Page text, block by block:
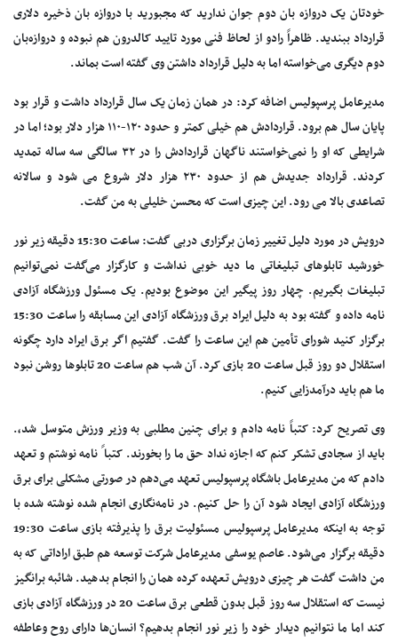
خودتان یک دروازه بان دوم‌ جوان ندارید که مجبورید با دروازه بان ذخیره دلاری
قرارداد ببندید. ظاهراً رادو از لحاظ فنی مورد تایید کالدرون هم نبوده و دروازه‌بان
دوم دیگری می‌خواسته اما به دلیل قرارداد داشتن وی گفته است بماند.
مدیرعامل پرسپولیس اضافه کرد: در همان زمان یک سال قرارداد داشت و قرار بود
پایان سال هم برود. قراردادش هم خیلی کمتر و حدود ۱۲۰-۱۱۰ هزار دلار بود؛ اما در
شرایطی که او را نمی‌خواستند ناگهان قراردادش را در ۳۲ سالگی سه ساله تمدید
کردند. قرارداد جدیدش هم از حدود ۲۳۰ هزار دلار شروع می شود و سالانه
تصاعدی بالا می رود. این چیزی است که محسن خلیلی به من گفت.
درویش در مورد دلیل تغییر زمان برگزاری دربی گفت: ساعت 15:30 دقیقه زیر نور
خورشید تابلوهای تبلیغاتی ما دید خوبی نداشت و کارگزار می‌گفت نمی‌توانیم
تبلیغات بگیریم. چهار روز پیگیر این موضوع بودیم. یک مسئول ورزشگاه آزادی
نامه داده و گفته بود به دلیل ایراد برق ورزشگاه آزادی این مسابقه را ساعت 15:30
برگزار کنید شورای تأمین هم این ساعت را گفت. گفتیم اگر برق ایراد دارد چگونه
استقلال دو روز قبل ساعت 20 بازی کرد. آن شب هم ساعت 20 تابلوها روشن نبود
ما هم باید درآمدزایی کنیم.
وی تصریح کرد: کتباً‌ نامه دادم و برای چنین مطلبی به وزیر ورزش متوسل شد،.
باید از سجادی تشکر کنم که اجازه نداد حق ما را بخورند. کتبا ً نامه نوشتم و تعهد
دادم که من مدیرعامل باشگاه پرسپولیس تعهد می‌دهم در صورتی مشکلی برای برق
ورزشگاه آزادی ایجاد شود آن را حل کنیم. در نامه‌نگاری انجام شده نوشته شده با
توجه به اینکه مدیرعامل پرسپولیس مسئولیت برق را پذیرفته بازی ساعت 19:30
دقیقه برگزار می‌شود. عاصم یوسفی مدیرعامل شرکت توسعه هم طبق اراداتی که به
من داشت گفت هر چیزی درویش تعهده کرده همان را انجام بدهید. شائبه‌ برانگیز
نیست که استقلال سه روز قبل بدون قطعی برق ساعت 20 در ورزشگاه آزادی بازی
کند اما ما نتوانیم دیدار خود را زیر نور انجام بدهیم؟ انسان‌ها دارای روح وعاطفه